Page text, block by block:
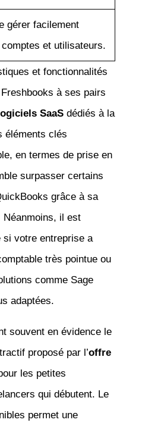
gérer facilement
et utilisateurs.
et fonctionnalités
à ses pairs
SaaSdédiés à la
éléments clés
en termes de prise en
surpasser certains
grâce à sa
Néanmoins, il est
si votre entreprise a
très pointue ou
comme Sage
adaptées.
souvent en évidence le
proposé par l’offre
les petites
qui débutent. Le
permet une